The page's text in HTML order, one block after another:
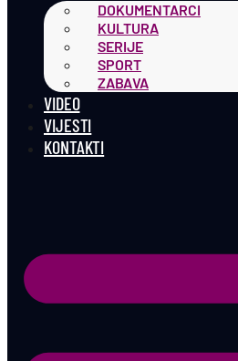
DOKUMENTARCI
KULTURA
SERIJE
SPORT
ZABAVA
VIDEO
VIJESTI
KONTAKTI